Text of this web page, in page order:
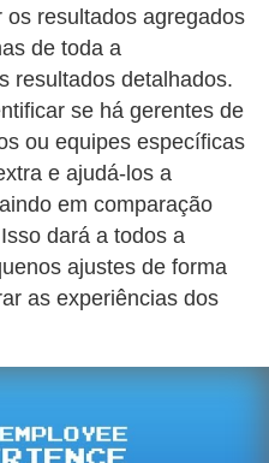
resultados agregados
de toda a
resultados detalhados.
se há gerentes de
ou equipes específicas
e ajudá-los a
em comparação
dará a todos a
ajustes de forma
as experiências dos